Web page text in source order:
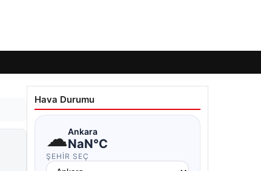
Hava Durumu
☁Ankara
NaN°C
ŞEHIR SEÇ